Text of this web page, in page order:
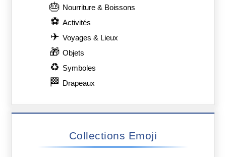
🎂 Nourriture & Boissons
⚽ Activités
✈ Voyages & Lieux
🎁 Objets
♻ Symboles
🏁 Drapeaux
Collections Emoji